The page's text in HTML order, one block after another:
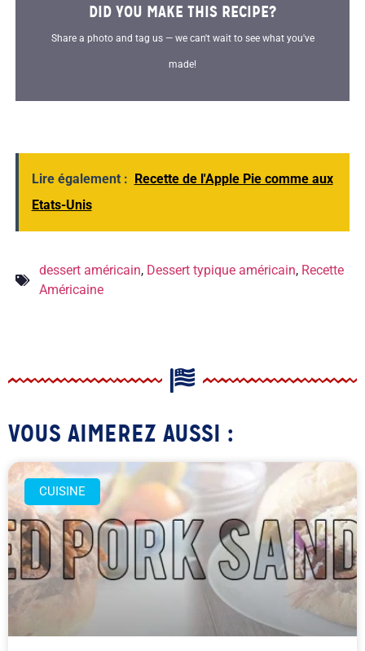
DID YOU MAKE THIS RECIPE?
Share a photo and tag us — we can't wait to see what you've
made!
Lire également :
Recette de l'Apple Pie comme aux
Etats-Unis
dessert américain, Dessert typique américain, Recette
Américaine
VOUS AIMEREZ AUSSI :
CUISINE